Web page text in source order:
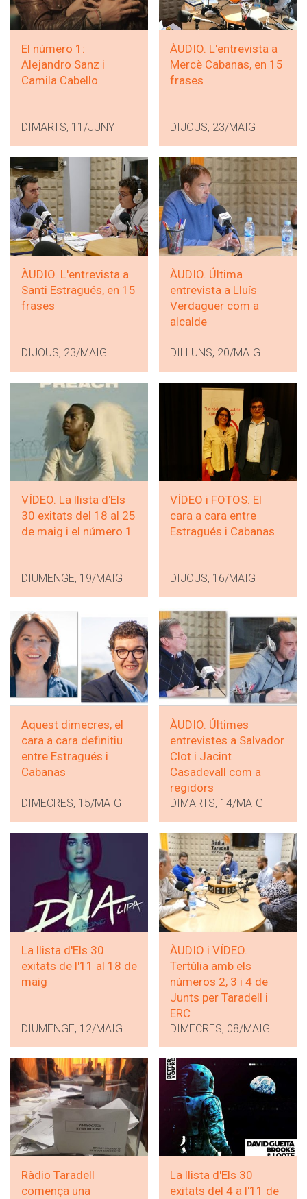
El número 1:
Alejandro Sanz i
Camila Cabello
DIMARTS, 11/JUNY
ÀUDIO. L'entrevista a
Mercè Cabanas, en 15
frases
DIJOUS, 23/MAIG
ÀUDIO. L'entrevista a
Santi Estragués, en 15
frases
DIJOUS, 23/MAIG
ÀUDIO. Última
entrevista a Lluís
Verdaguer com a
alcalde
DILLUNS, 20/MAIG
VÍDEO. La llista d'Els
30 exitats del 18 al 25
de maig i el número 1
DIUMENGE, 19/MAIG
VÍDEO i FOTOS. El
cara a cara entre
Estragués i Cabanas
DIJOUS, 16/MAIG
Aquest dimecres, el
cara a cara definitiu
entre Estragués i
Cabanas
DIMECRES, 15/MAIG
ÀUDIO. Últimes
entrevistes a Salvador
Clot i Jacint
Casadevall com a
regidors
DIMARTS, 14/MAIG
La llista d'Els 30
exitats de l'11 al 18 de
maig
DIUMENGE, 12/MAIG
ÀUDIO i VÍDEO.
Tertúlia amb els
números 2, 3 i 4 de
Junts per Taradell i
ERC
DIMECRES, 08/MAIG
Ràdio Taradell
comença una
La llista d'Els 30
exitats del 4 a l'11 de